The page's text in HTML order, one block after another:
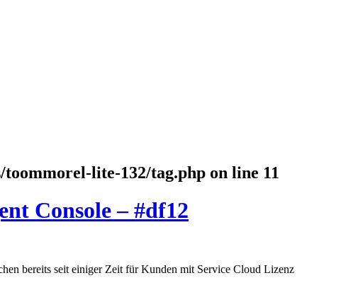
toommorel-lite-132/tag.php on line 11
Console – #df12
bereits seit einiger Zeit für Kunden mit Service Cloud Lizenz